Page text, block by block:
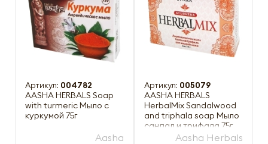
Артикул: 004782
AASHA HERBALS Soap
with turmeric Мыло с
куркумой 75г
Aasha
Артикул: 005079
AASHA HERBALS
HerbalMix Sandalwood
and triphala soap Мыло
сандал и трифала 75г
Aasha Herbals